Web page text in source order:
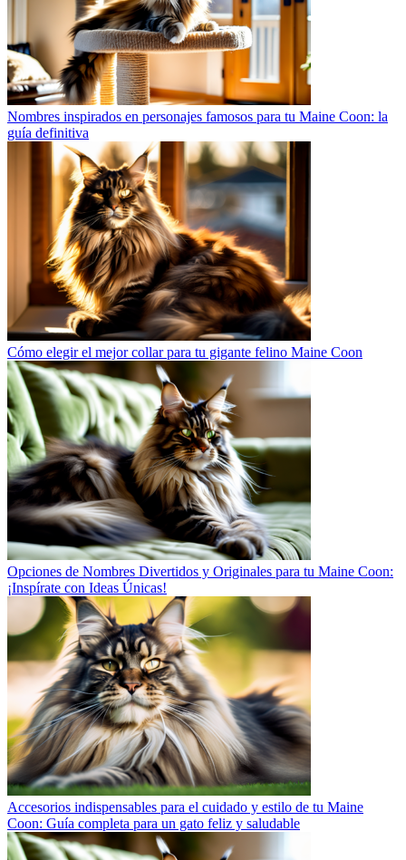
Nombres inspirados en personajes famosos para tu Maine Coon: la
guía definitiva
Cómo elegir el mejor collar para tu gigante felino Maine Coon
Opciones de Nombres Divertidos y Originales para tu Maine Coon:
¡Inspírate con Ideas Únicas!
Accesorios indispensables para el cuidado y estilo de tu Maine
Coon: Guía completa para un gato feliz y saludable